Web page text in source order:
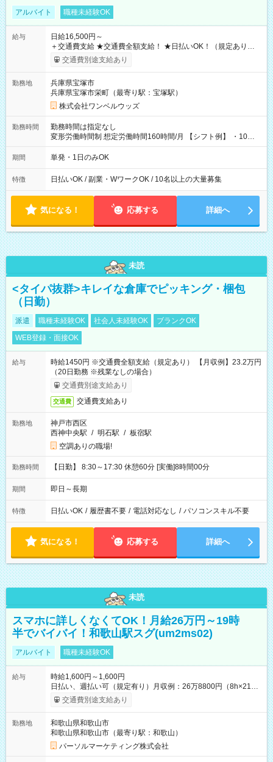
アルバイト 職種未経験OK
給与
日給16,500円～
＋交通費支給 ★交通費全額支給！ ★日払いOK！（規定あり） ┗
働いたその日に現金GET♪ お仕事後はコンビニATMから 日払
交通費別途支給あり
勤務地
兵庫県宝塚市
兵庫県宝塚市栄町（最寄り駅：宝塚駅）
株式会社ワンベルウッズ
勤務時間
勤務時間は指定なし
変形労働時間制 想定労働時間160時間/月 【シフト例】 ・10：
00～20：00
期間 単発・1日のみOK
特徴 日払いOK / 副業・WワークOK / 10名以上の大量募集
気になる！ 応募する 詳細へ
未読
<タイパ抜群>キレイな倉庫でピッキング・梱包
（日勤）
派遣 職種未経験OK 社会人未経験OK
ブランクOK
WEB登録・面接OK
給与
時給1450円 ※交通費全額支給（規定あり） 【月収例】23.2万円
（20日勤務 ※残業なしの場合）
交通費別途支給あり
交通費 交通費支給あり
勤務地
神戸市西区
西神中央駅 / 明石駅 / 板宿駅
空調ありの職場!
勤務時間 【日勤】 8:30～17:30 休憩60分 [実働]8時間00分
期間 即日～長期
特徴 日払いOK / 履歴書不要 / 電話対応なし / パソコンスキル不要
気になる！ 応募する 詳細へ
未読
スマホに詳しくなくてOK！月給26万円～19時
半でバイバイ！和歌山駅スグ(um2ms02)
アルバイト 職種未経験OK
給与
時給1,600円～1,600円
日払い、週払い可（規定有り）月収例：26万8800円（8h×21
日） 【試用期間】試用期間なし
交通費別途支給あり
勤務地
和歌山県和歌山市
和歌山県和歌山市（最寄り駅：和歌山）
パーソルマーケティング株式会社